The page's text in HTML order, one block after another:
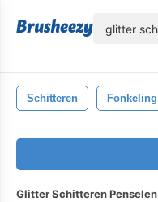
Schitteren Fonkeling
Glitter Schitteren Penselen